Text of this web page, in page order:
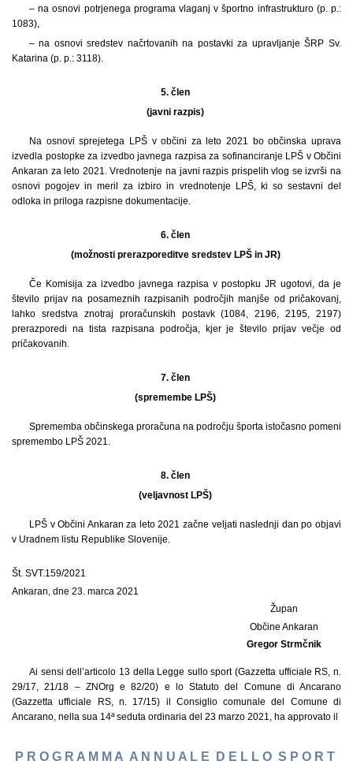
– na osnovi potrjenega programa vlaganj v športno infrastrukturo (p. p.:
1083),
– na osnovi sredstev načrtovanih na postavki za upravljanje ŠRP Sv.
Katarina (p. p.: 3118).
5. člen
(javni razpis)
Na osnovi sprejetega LPŠ v občini za leto 2021 bo občinska uprava
izvedla postopke za izvedbo javnega razpisa za sofinanciranje LPŠ v Občini
Ankaran za leto 2021. Vrednotenje na javni razpis prispelih vlog se izvrši na
osnovi pogojev in meril za izbiro in vrednotenje LPŠ, ki so sestavni del
odloka in priloga razpisne dokumentacije.
6. člen
(možnosti prerazporeditve sredstev LPŠ in JR)
Če Komisija za izvedbo javnega razpisa v postopku JR ugotovi, da je
število prijav na posameznih razpisanih področjih manjše od pričakovanj,
lahko sredstva znotraj proračunskih postavk (1084, 2196, 2195, 2197)
prerazporedi na tista razpisana področja, kjer je število prijav večje od
pričakovanih.
7. člen
(spremembe LPŠ)
Sprememba občinskega proračuna na področju športa istočasno pomeni
spremembo LPŠ 2021.
8. člen
(veljavnost LPŠ)
LPŠ v Občini Ankaran za leto 2021 začne veljati naslednji dan po objavi
v Uradnem listu Republike Slovenije.
Št. SVT.159/2021
Ankaran, dne 23. marca 2021
Župan
Občine Ankaran
Gregor Strmčnik
Ai sensi dell’articolo 13 della Legge sullo sport (Gazzetta ufficiale RS, n.
29/17, 21/18 – ZNOrg e 82/20) e lo Statuto del Comune di Ancarano
(Gazzetta ufficiale RS, n. 17/15) il Consiglio comunale del Comune di
Ancarano, nella sua 14ª seduta ordinaria del 23 marzo 2021, ha approvato il
P R O G R A M M A A N N U A L E D E L L O S P O R T